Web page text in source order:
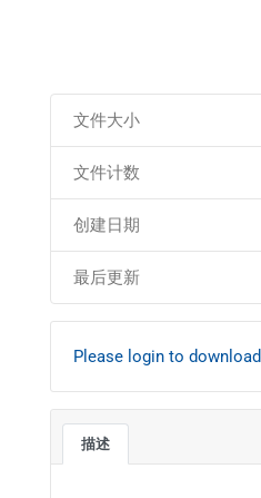
文件大小
文件计数
创建日期
最后更新
Please login to download
描述